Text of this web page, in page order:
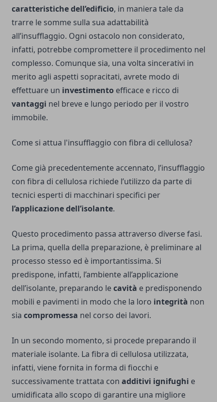
caratteristiche dell’edificio, in maniera tale da
trarre le somme sulla sua adattabilità
all’insufflaggio. Ogni ostacolo non considerato,
infatti, potrebbe compromettere il procedimento nel
complesso. Comunque sia, una volta sincerativi in
merito agli aspetti sopracitati, avrete modo di
effettuare un investimento efficace e ricco di
vantaggi nel breve e lungo periodo per il vostro
immobile.
Come si attua l'insufflaggio con fibra di cellulosa?
Come già precedentemente accennato, l’insufflaggio
con fibra di cellulosa richiede l’utilizzo da parte di
tecnici esperti di macchinari specifici per
l’applicazione dell’isolante.
Questo procedimento passa attraverso diverse fasi.
La prima, quella della preparazione, è preliminare al
processo stesso ed è importantissima. Si
predispone, infatti, l’ambiente all’applicazione
dell’isolante, preparando lecavità e predisponendo
mobili e pavimenti in modo che la loro integrità non
sia compromessa nel corso dei lavori.
In un secondo momento, si procede preparando il
materiale isolante. La fibra di cellulosa utilizzata,
infatti, viene fornita in forma di fiocchi e
successivamente trattata con additivi ignifughi e
umidificata allo scopo di garantire una migliore